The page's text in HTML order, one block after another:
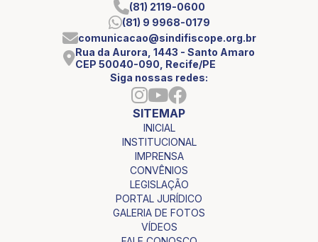
(81) 2119-0600
(81) 9 9968-0179
comunicacao@sindifiscope.org.br
Rua da Aurora, 1443 - Santo Amaro
CEP 50040-090, Recife/PE
Siga nossas redes:
SITEMAP
INICIAL
INSTITUCIONAL
IMPRENSA
CONVÊNIOS
LEGISLAÇÃO
PORTAL JURÍDICO
GALERIA DE FOTOS
VÍDEOS